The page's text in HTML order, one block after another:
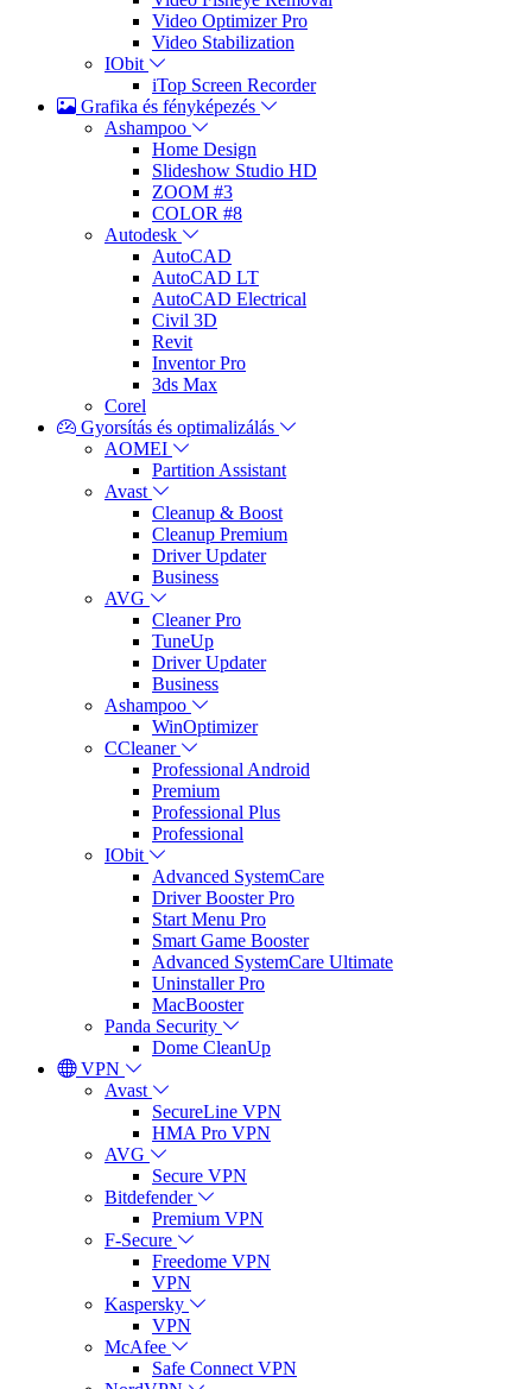
Video Optimizer Pro
Video Stabilization
IObit
iTop Screen Recorder
Grafika és fényképezés
Ashampoo
Home Design
Slideshow Studio HD
ZOOM #3
COLOR #8
Autodesk
AutoCAD
AutoCAD LT
AutoCAD Electrical
Civil 3D
Revit
Inventor Pro
3ds Max
Corel
Gyorsítás és optimalizálás
AOMEI
Partition Assistant
Avast
Cleanup & Boost
Cleanup Premium
Driver Updater
Business
AVG
Cleaner Pro
TuneUp
Driver Updater
Business
Ashampoo
WinOptimizer
CCleaner
Professional Android
Premium
Professional Plus
Professional
IObit
Advanced SystemCare
Driver Booster Pro
Start Menu Pro
Smart Game Booster
Advanced SystemCare Ultimate
Uninstaller Pro
MacBooster
Panda Security
Dome CleanUp
VPN
Avast
SecureLine VPN
HMA Pro VPN
AVG
Secure VPN
Bitdefender
Premium VPN
F-Secure
Freedome VPN
VPN
Kaspersky
VPN
McAfee
Safe Connect VPN